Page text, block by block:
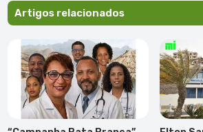
Artigos relacionados